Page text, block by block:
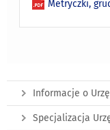
Metryczki,
Informacje o
Specjalizacja